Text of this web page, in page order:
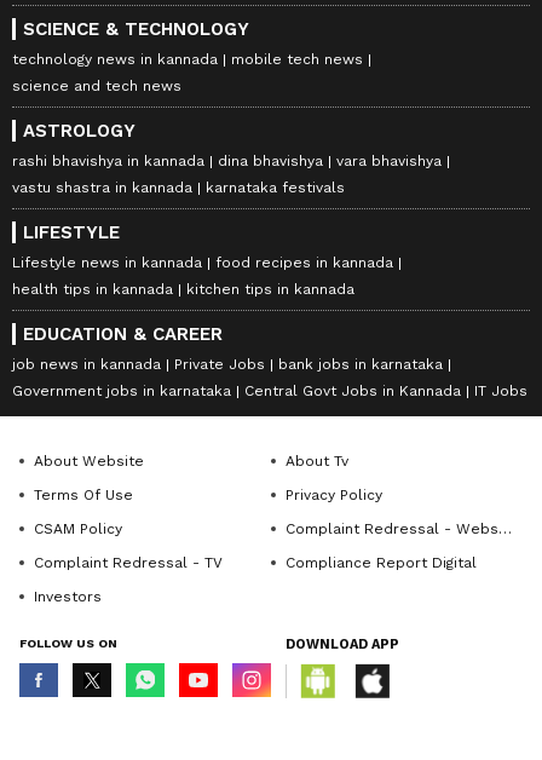
SCIENCE & TECHNOLOGY
technology news in kannada
mobile tech news
science and tech news
ASTROLOGY
rashi bhavishya in kannada dina bhavishya
vara bhavishya
vastu shastra in kannada
karnataka festivals
LIFESTYLE
Lifestyle news in kannada
food recipes in kannada
health tips in kannada
kitchen tips in kannada
EDUCATION & CAREER
job news in kannada Private Jobs
bank jobs in karnataka
Government jobs in karnataka
Central Govt Jobs in Kannada IT Jobs
About Website
About Tv
Terms Of Use
Privacy Policy
CSAM Policy
Complaint Redressal - Website
Complaint Redressal - TV
Compliance Report Digital
Investors
FOLLOW US ON DOWNLOAD APP